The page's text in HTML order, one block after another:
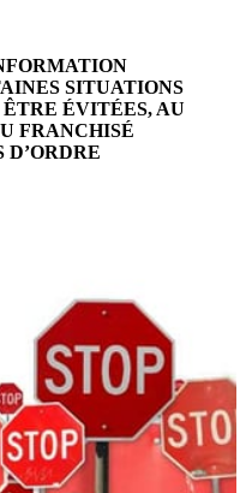
SITUATIONS
ÉVITÉES, AU
FRANCHISÉ
D’ORDRE